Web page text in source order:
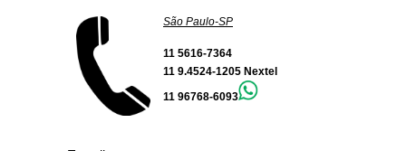
São Paulo-SP
11 5616-7364
11 9.4524-1205 Nextel
11 96768-6093